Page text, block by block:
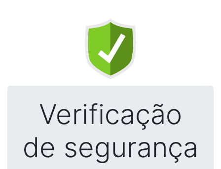
Verificação
de segurança